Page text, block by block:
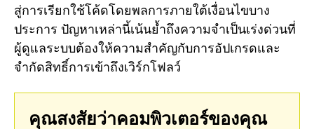
สู่การเรียกใช้โค้ดโดยพลการภายใต้เงื่อนไขบาง
ประการ ปัญหาเหล่านี้เน้นย้ำถึงความจำเป็นเร่งด่วนที่
ผู้ดูแลระบบต้องให้ความสำคัญกับการอัปเกรดและ
จำกัดสิทธิ์การเข้าถึงเวิร์กโฟลว์
คุณสงสัยว่าคอมพิวเตอร์ของคุณ